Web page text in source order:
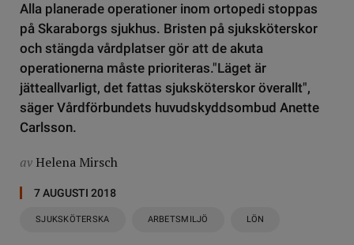
Alla planerade operationer inom ortopedi stoppas
på Skaraborgs sjukhus. Bristen på sjuksköterskor
och stängda vårdplatser gör att de akuta
operationerna måste prioriteras."Läget är
jätteallvarligt, det fattas sjuksköterskor överallt",
säger Vårdförbundets huvudskyddsombud Anette
Carlsson.
av Helena Mirsch
7 AUGUSTI 2018
SJUKSKÖTERSKA ARBETSMILJÖ LÖN